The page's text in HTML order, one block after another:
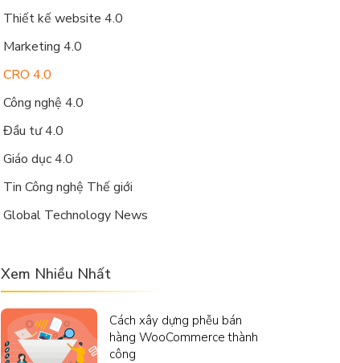
Thiết kế website 4.0
Marketing 4.0
CRO 4.0
Công nghệ 4.0
Đầu tư 4.0
Giáo dục 4.0
Tin Công nghệ Thế giới
Global Technology News
Xem Nhiều Nhất
Cách xây dựng phễu bán
hàng WooCommerce thành
công